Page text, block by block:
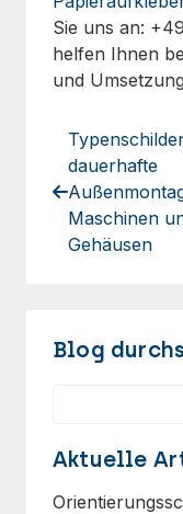
Sie uns an:
helfen Ihnen
und
dauerhafte
Maschinen
Gehäusen
Blog
Aktuelle